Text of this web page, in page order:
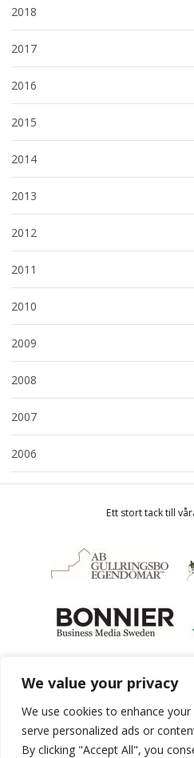
We value your privacy
We use cookies to enhance
serve personalized ads or
By clicking "Accept All", you
2018
2017
2016
2015
2014
2013
2012
2011
2010
2009
2008
2007
2006
Ett stort tack till
Hemsida från Rodeopark